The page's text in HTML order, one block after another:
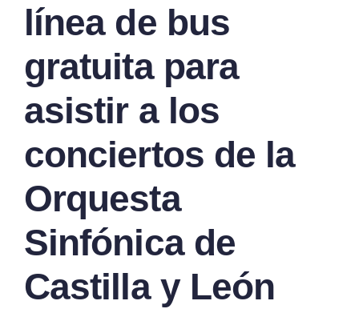
línea de bus
gratuita para
asistir a los
conciertos de la
Orquesta
Sinfónica de
Castilla y León